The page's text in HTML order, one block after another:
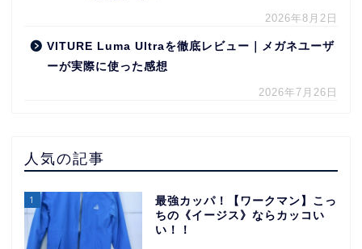
2026年8月2日
VITURE Luma Ultraを徹底レビュー｜メガネユーザ
ーが実際に使った感想
2026年7月26日
人気の記事
1
最強カッパ！【ワークマン】こっ
ちの《イージス》ならカッコい
い！！